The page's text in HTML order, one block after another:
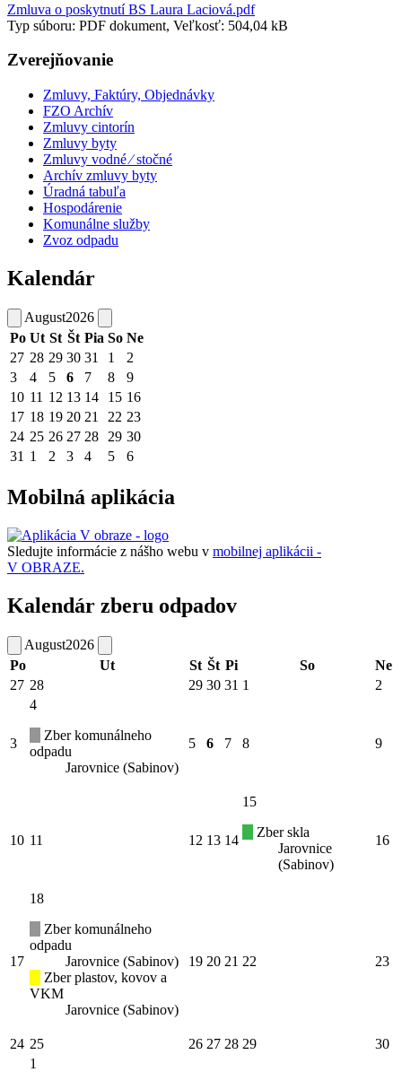
Zmluva o poskytnutí BS Laura Laciová.pdf
Typ súboru: PDF dokument, Veľkosť: 504,04 kB
Zverejňovanie
Zmluvy, Faktúry, Objednávky
FZO Archív
Zmluvy cintorín
Zmluvy byty
Zmluvy vodné ⁄ stočné
Archív zmluvy byty
Úradná tabuľa
Hospodárenie
Komunálne služby
Zvoz odpadu
Kalendár
August2026
Po Ut St Št Pia So Ne
27 28 29 30 31 1
2
3
4 5 6 7 8
9
10 11 12 13 14 15 16
17 18 19 20 21 22 23
24 25 26 27 28 29 30
31 1 2 3 4 5 6
Mobilná aplikácia
Sledujte informácie z nášho webu v mobilnej aplikácii -
V OBRAZE.
Kalendár zberu odpadov
August2026
Po
Ut St Št Pi So
Ne
27 28 29 30 31 1 2
3
4
Zber komunálneho
odpadu
Jarovnice (Sabinov)
5 6 7 8 9
10 11 12 13 14
15
Zber skla
Jarovnice
(Sabinov)
16
17
18
Zber komunálneho
odpadu
Jarovnice (Sabinov)
Zber plastov, kovov a
VKM
Jarovnice (Sabinov)
19 20 21 22 23
24 25 26 27 28 29 30
1